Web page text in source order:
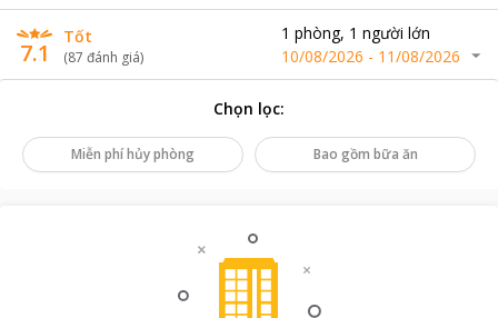
7.1
Tốt
(87 đánh giá)
1 phòng, 1 người lớn
10/08/2026 - 11/08/2026
Chọn lọc:
Miễn phí hủy phòng Bao gồm bữa ăn